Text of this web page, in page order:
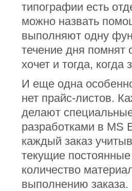
типографии есть
можно назвать
выполняют одну
течение дня помнят
хочет и тогда, когда
И еще одна
нет прайс-листов.
делают
разработками в
каждый заказ
текущие
количество
выполнению